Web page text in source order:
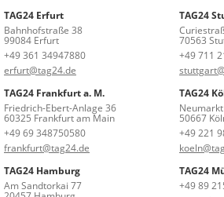
TAG24 Erfurt
Bahnhofstraße 38
99084 Erfurt
+49 361 34947880
erfurt@tag24.de
TAG24
70563
+49 711
TAG24 Frankfurt a. M.
Friedrich-Ebert-Anlage 36
60325 Frankfurt am Main
+49 69 348750580
frankfurt@tag24.de
TAG24
50667
+49 221
TAG24 Hamburg
Am Sandtorkai 77
TAG24
+49 89